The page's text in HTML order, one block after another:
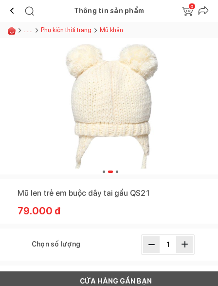
Thông tin sản phẩm
0
...... Phụ kiện thời trang Mũ khăn
Mũ len trẻ em buộc dây tai gấu QS21
79.000 đ
Chọn số lượng
CỬA HÀNG GẦN BẠN